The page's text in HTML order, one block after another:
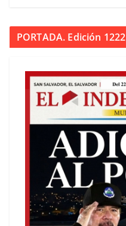
PORTADA. Edición 1222